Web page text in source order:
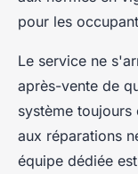
pour les
Le service ne
après-vente de
système
aux réparations
équipe dédiée